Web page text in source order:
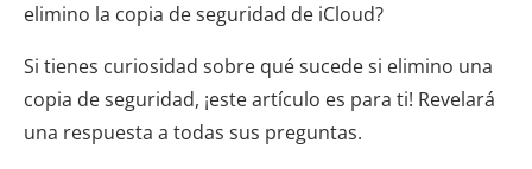
elimino la copia de seguridad de iCloud?
Si tienes curiosidad sobre qué sucede si elimino una
copia de seguridad, ¡este artículo es para ti! Revelará
una respuesta a todas sus preguntas.